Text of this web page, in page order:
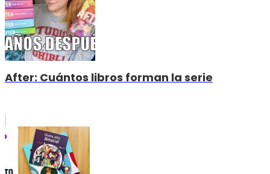
After: Cuántos libros forman la serie